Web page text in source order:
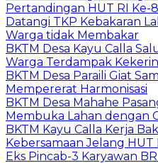
Pertandingan HUT RI Ke-
Datangi TKP Kebakaran
Warga tidak Membakar
BKTM Desa Kayu Calla
Warga Terdampak
BKTM Desa Paraili Giat
Mempererat Harmonisasi
BKTM Desa Mahahe
Membuka Lahan dengan
BKTM Kayu Calla Kerja
Kebersamaan Jelang HUT
Eks Pincab-3 Karyawan